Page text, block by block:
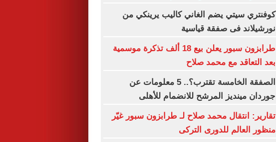
كوفنتري سيتي يضم الغاني كاليب يرينكي من
نورشيلاند فى صفقة قياسية
طرابزون سبور يعلن بيع 18 ألف تذكرة موسمية
بعد التعاقد مع محمد صلاح
الصفقة الخامسة تقترب؟.. 5 معلومات عن
جوردان مينديز المرشح للانضمام للأهلى
تقارير: انتقال محمد صلاح لـ طرابزون سبور غيّر
منظور العالم للدورى التركى